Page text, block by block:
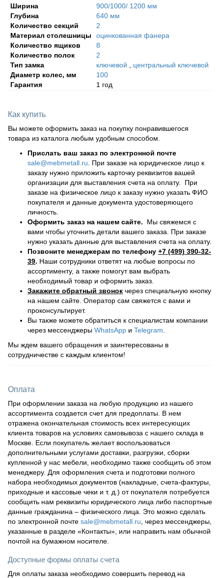
Ширина
900/1000/ 1200 мм
Глубина
640 мм
Количество секций
2
Материал столешницы
оцинкованная фанера
Количество ящиков
8
Количество полок
2
Тип замка
ключевой
центральный ключевой
Диаметр колес, мм
100
Гарантия
1 год
Как купить
Вы можете оформить заказ на покупку понравившегося
товара из каталога любым удобным способом.
Прислать ваш заказ по электронной почте
sale@mebmetall.ru . При заказе на юридическое лицо к
заказу нужно приложить карточку реквизитов вашей
организации для выставления счета на оплату. При
заказе на физическое лицо к заказу нужно указать ФИО
покупателя и данные документа удостоверяющего
личность.
Оформить заказ на нашем сайте. Мы свяжемся с
вами чтобы уточнить детали вашего заказа. При заказе
нужно указать данные для выставления счета на оплату.
Позвоните менеджерам по телефону +7 (499) 390-32-
39. Наши сотрудники ответят на любые вопросы по
ассортименту, а также помогут вам выбрать
необходимый товар и оформить заказ.
Закажите обратный звонок через специальную кнопку
на нашем сайте. Оператор сам свяжется с вами и
проконсультирует.
Вы также можете обратиться к специалистам компании
через мессенджеры WhatsApp и Telegram
Мы ждем вашего обращения и заинтересованы в
сотрудничестве с каждым клиентом!
Оплата
При оформлении заказа на любую продукцию из нашего
ассортимента создается счет для предоплаты. В нем
отражена окончательная стоимость всех интересующих
клиента товаров на условиях самовывоза с нашего склада в
Москве. Если покупатель желает воспользоваться
дополнительными услугами доставки, разгрузки, сборки
купленной у нас мебели, необходимо также сообщить об этом
менеджеру. Для оформления счета и подготовки полного
набора необходимых документов (накладные, счета-фактуры,
приходные и кассовые чеки и т. д.) от покупателя потребуется
сообщить нам реквизиты юридического лица либо паспортные
данные гражданина – физического лица. Это можно сделать
по электронной почте sale@mebmetall.ru , через мессенджеры,
указанные в разделе «Контакты», или направить нам обычной
почтой на бумажном носителе.
Доступные формы оплаты счета
Для оплаты заказа необходимо совершить перевод на